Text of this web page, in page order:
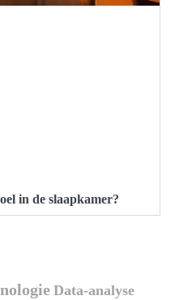
in de slaapkamer?
Data-analyse